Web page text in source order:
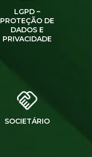
LGPD –
PROTEÇÃO DE
DADOS E
PRIVACIDADE
SOCIETÁRIO